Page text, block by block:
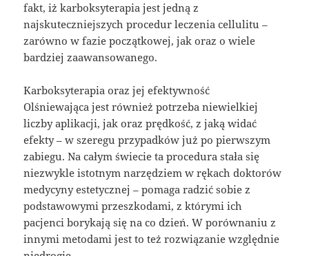
fakt, iż karboksyterapia jest jedną z
najskuteczniejszych procedur leczenia cellulitu –
zarówno w fazie początkowej, jak oraz o wiele
bardziej zaawansowanego.
Karboksyterapia oraz jej efektywność
Olśniewająca jest również potrzeba niewielkiej
liczby aplikacji, jak oraz prędkość, z jaką widać
efekty – w szeregu przypadków już po pierwszym
zabiegu. Na całym świecie ta procedura stała się
niezwykle istotnym narzędziem w rękach doktorów
medycyny estetycznej – pomaga radzić sobie z
podstawowymi przeszkodami, z którymi ich
pacjenci borykają się na co dzień. W porównaniu z
innymi metodami jest to też rozwiązanie względnie